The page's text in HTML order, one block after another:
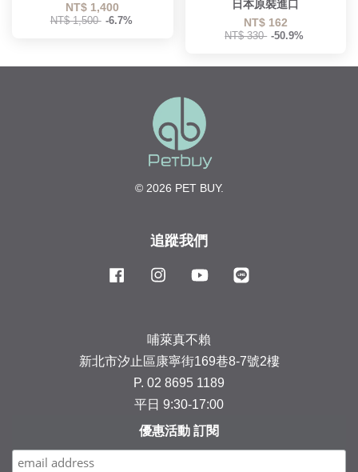
NT$ 1,400
NT$ 1,500 -6.7%
日本原裝進口
NT$ 162
NT$ 330 -50.9%
© 2026 PET BUY.
追蹤我們
Facebook Instagram YouTube
哺萊真不賴
新北市汐止區康寧街169巷8-7號2樓
P. 02 8695 1189
平日 9:30-17:00
優惠活動 訂閱